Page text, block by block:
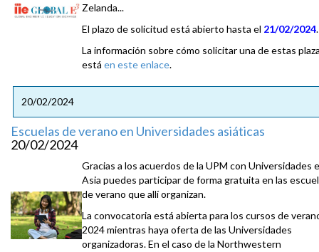
Zelanda...
El plazo de solicitud está abierto hasta el 21/02/2024.
La información sobre cómo solicitar una de estas
está en este enlace.
20/02/2024
Escuelas de verano en Universidades asiáticas
20/02/2024
Gracias a los acuerdos de la UPM con Universidades
Asia puedes participar de forma gratuita en las
de verano que allí organizan.
La convocatoria está abierta para los cursos de
2024 mientras haya oferta de las Universidades
organizadoras. En el caso de la Northwestern